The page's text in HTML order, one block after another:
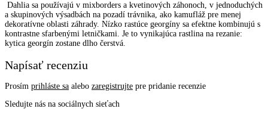
Dahlia sa používajú v mixborders a kvetinových záhonoch, v jednoduchých
a skupinových výsadbách na pozadí trávnika, ako kamufláž pre menej
dekoratívne oblasti záhrady. Nízko rastúce georgíny sa efektne kombinujú s
kontrastne sfarbenými letničkami. Je to vynikajúca rastlina na rezanie:
kytica georgín zostane dlho čerstvá.
Napísať recenziu
Prosím prihláste sa alebo zaregistrujte pre pridanie recenzie
Sledujte nás na sociálnych sieťach